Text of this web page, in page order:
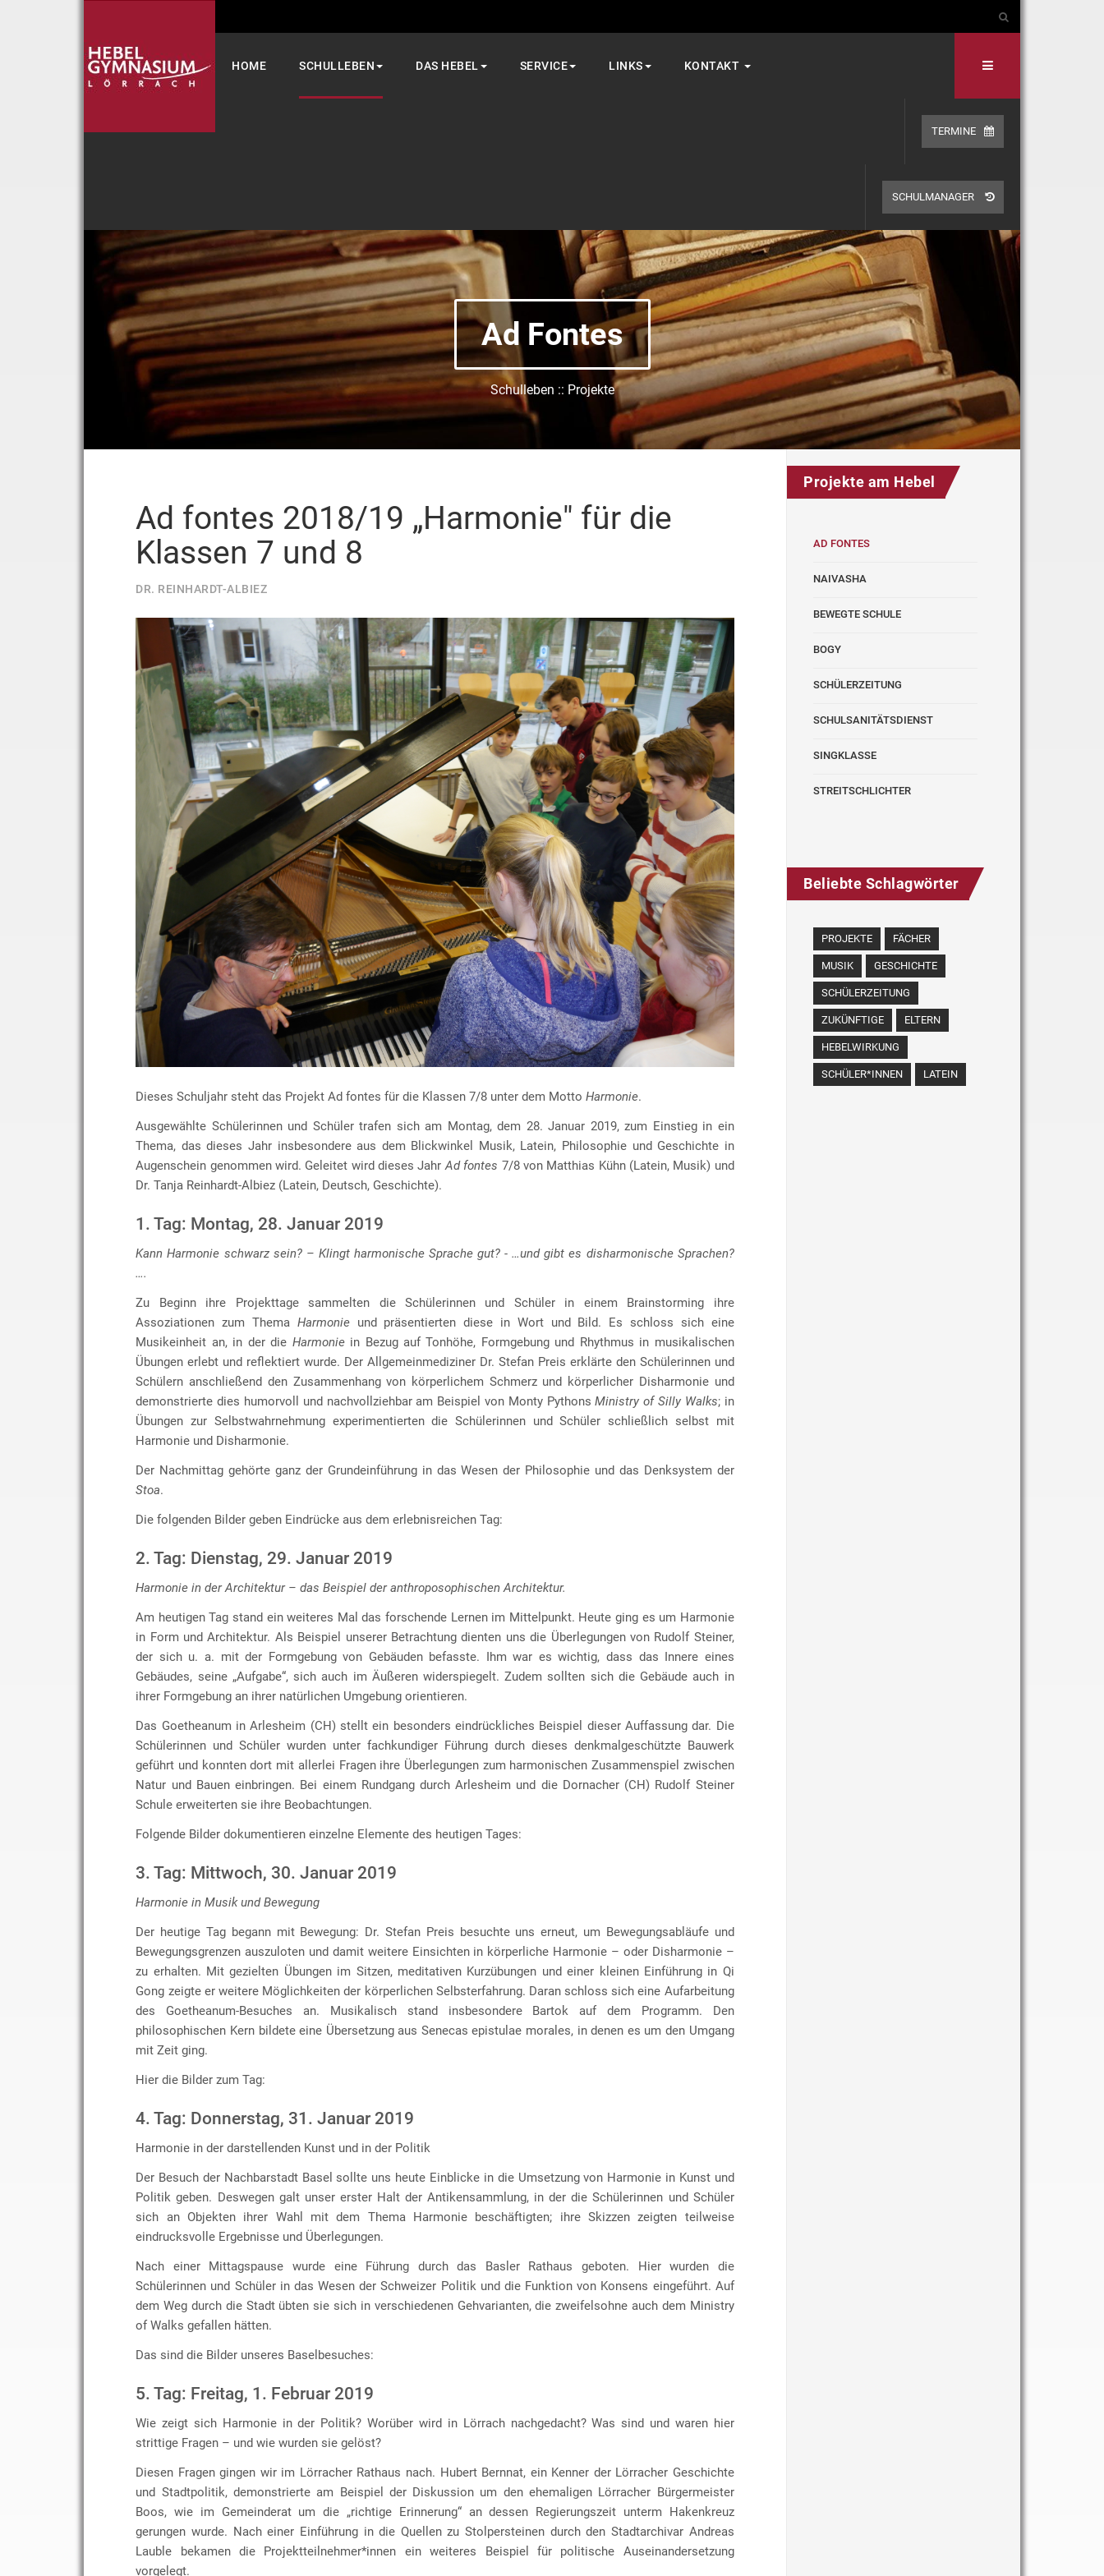
HOME SCHULLEBEN DAS HEBEL SERVICE LINKS KONTAKT
TERMINE
SCHULMANAGER
Ad Fontes
Schulleben :: Projekte
Ad fontes 2018/19 „Harmonie" für die
Klassen 7 und 8
DR. REINHARDT-ALBIEZ
Dieses Schuljahr steht das Projekt Ad fontes für die Klassen 7/8 unter dem MottoHarmonie.
Ausgewählte Schülerinnen und Schüler trafen sich am Montag, dem 28. Januar 2019, zum Einstieg in ein
Thema, das dieses Jahr insbesondere aus dem Blickwinkel Musik, Latein, Philosophie und Geschichte in
Augenschein genommen wird. Geleitet wird dieses Jahr Ad fontes 7/8 von Matthias Kühn (Latein, Musik) und
Dr. Tanja Reinhardt-Albiez (Latein, Deutsch, Geschichte).
1. Tag: Montag, 28. Januar 2019
Kann Harmonie schwarz sein? – Klingt harmonische Sprache gut? - …und gibt es disharmonische Sprachen?
….
Zu Beginn ihre Projekttage sammelten die Schülerinnen und Schüler in einem Brainstorming ihre
Assoziationen zum Thema Harmonieund präsentierten diese in Wort und Bild. Es schloss sich eine
Musikeinheit an, in der die Harmoniein Bezug auf Tonhöhe, Formgebung und Rhythmus in musikalischen
Übungen erlebt und reflektiert wurde. Der Allgemeinmediziner Dr. Stefan Preis erklärte den Schülerinnen und
Schülern anschließend den Zusammenhang von körperlichem Schmerz und körperlicher Disharmonie und
demonstrierte dies humorvoll und nachvollziehbar am Beispiel von Monty PythonsMinistry of Silly Walks; in
Übungen zur Selbstwahrnehmung experimentierten die Schülerinnen und Schüler schließlich selbst mit
Harmonie und Disharmonie.
Der Nachmittag gehörte ganz der Grundeinführung in das Wesen der Philosophie und das Denksystem der
Stoa.
Die folgenden Bilder geben Eindrücke aus dem erlebnisreichen Tag:
2. Tag: Dienstag, 29. Januar 2019
Harmonie in der Architektur – das Beispiel der anthroposophischen Architektur.
Am heutigen Tag stand ein weiteres Mal das forschende Lernen im Mittelpunkt. Heute ging es um Harmonie
in Form und Architektur. Als Beispiel unserer Betrachtung dienten uns die Überlegungen von Rudolf Steiner,
der sich u. a. mit der Formgebung von Gebäuden befasste. Ihm war es wichtig, dass das Innere eines
Gebäudes, seine „Aufgabe“, sich auch im Äußeren widerspiegelt. Zudem sollten sich die Gebäude auch in
ihrer Formgebung an ihrer natürlichen Umgebung orientieren.
Das Goetheanum in Arlesheim (CH) stellt ein besonders eindrückliches Beispiel dieser Auffassung dar. Die
Schülerinnen und Schüler wurden unter fachkundiger Führung durch dieses denkmalgeschützte Bauwerk
geführt und konnten dort mit allerlei Fragen ihre Überlegungen zum harmonischen Zusammenspiel zwischen
Natur und Bauen einbringen. Bei einem Rundgang durch Arlesheim und die Dornacher (CH) Rudolf Steiner
Schule erweiterten sie ihre Beobachtungen.
Folgende Bilder dokumentieren einzelne Elemente des heutigen Tages:
3. Tag: Mittwoch, 30. Januar 2019
Harmonie in Musik und Bewegung
Der heutige Tag begann mit Bewegung: Dr. Stefan Preis besuchte uns erneut, um Bewegungsabläufe und
Bewegungsgrenzen auszuloten und damit weitere Einsichten in körperliche Harmonie – oder Disharmonie –
zu erhalten. Mit gezielten Übungen im Sitzen, meditativen Kurzübungen und einer kleinen Einführung in Qi
Gong zeigte er weitere Möglichkeiten der körperlichen Selbsterfahrung. Daran schloss sich eine Aufarbeitung
des Goetheanum-Besuches an. Musikalisch stand insbesondere Bartok auf dem Programm. Den
philosophischen Kern bildete eine Übersetzung aus Senecas epistulae morales, in denen es um den Umgang
mit Zeit ging.
Hier die Bilder zum Tag:
4. Tag: Donnerstag, 31. Januar 2019
Harmonie in der darstellenden Kunst und in der Politik
Der Besuch der Nachbarstadt Basel sollte uns heute Einblicke in die Umsetzung von Harmonie in Kunst und
Politik geben. Deswegen galt unser erster Halt der Antikensammlung, in der die Schülerinnen und Schüler
sich an Objekten ihrer Wahl mit dem Thema Harmonie beschäftigten; ihre Skizzen zeigten teilweise
eindrucksvolle Ergebnisse und Überlegungen.
Nach einer Mittagspause wurde eine Führung durch das Basler Rathaus geboten. Hier wurden die
Schülerinnen und Schüler in das Wesen der Schweizer Politik und die Funktion von Konsens eingeführt. Auf
dem Weg durch die Stadt übten sie sich in verschiedenen Gehvarianten, die zweifelsohne auch dem Ministry
of Walks gefallen hätten.
Das sind die Bilder unseres Baselbesuches:
5. Tag: Freitag, 1. Februar 2019
Wie zeigt sich Harmonie in der Politik? Worüber wird in Lörrach nachgedacht? Was sind und waren hier
strittige Fragen – und wie wurden sie gelöst?
Diesen Fragen gingen wir im Lörracher Rathaus nach. Hubert Bernnat, ein Kenner der Lörracher Geschichte
und Stadtpolitik, demonstrierte am Beispiel der Diskussion um den ehemaligen Lörracher Bürgermeister
Boos, wie im Gemeinderat um die „richtige Erinnerung“ an dessen Regierungszeit unterm Hakenkreuz
gerungen wurde. Nach einer Einführung in die Quellen zu Stolpersteinen durch den Stadtarchivar Andreas
Lauble bekamen die Projektteilnehmer*innen ein weiteres Beispiel für politische Auseinandersetzung
vorgelegt.
Projekte am Hebel
AD FONTES
NAIVASHA
BEWEGTE SCHULE
BOGY
SCHÜLERZEITUNG
SCHULSANITÄTSDIENST
SINGKLASSE
STREITSCHLICHTER
Beliebte Schlagwörter
PROJEKTE FÄCHER
MUSIK GESCHICHTE
SCHÜLERZEITUNG
ZUKÜNFTIGE ELTERN
HEBELWIRKUNG
SCHÜLER*INNEN LATEIN